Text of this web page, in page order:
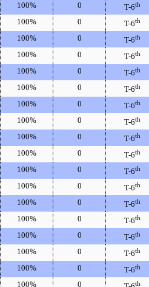
100% 0 T-6th
100% 0 T-6th
100% 0 T-6th
100% 0 T-6th
100% 0 T-6th
100% 0 T-6th
100% 0 T-6th
100% 0 T-6th
100% 0 T-6th
100% 0 T-6th
100% 0 T-6th
100% 0 T-6th
100% 0 T-6th
100% 0 T-6th
100% 0 T-6th
100% 0 T-6th
100% 0 T-6th
100% 0 th